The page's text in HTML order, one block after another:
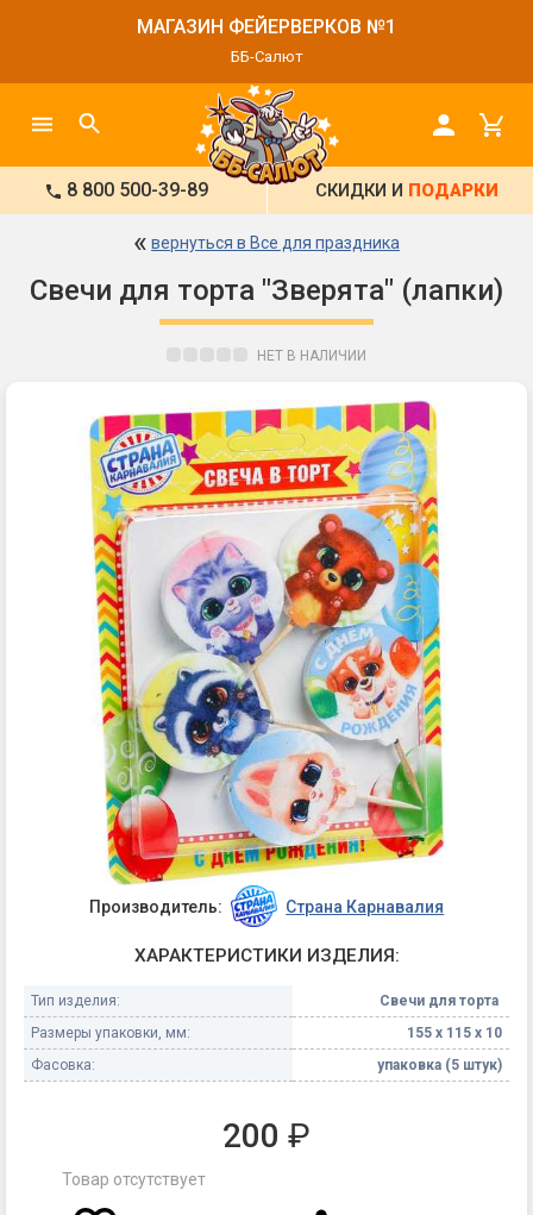
МАГАЗИН ФЕЙЕРВЕРКОВ №1
ББ-Салют
8 800 500-39-89 СКИДКИ И ПОДАРКИ
« вернуться в Все для праздника
Свечи для торта "Зверята" (лапки)
НЕТ В НАЛИЧИИ
Производитель: Страна Карнавалия
ХАРАКТЕРИСТИКИ ИЗДЕЛИЯ:
Тип изделия:
Свечи для торта
Размеры упаковки, мм:
155 х 115 х 10
Фасовка:
упаковка (5 штук)
200 ₽
Товар отсутствует